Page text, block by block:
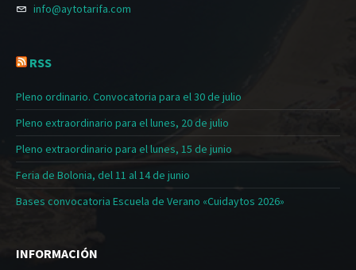
info@aytotarifa.com
RSS
Pleno ordinario. Convocatoria para el 30 de julio
Pleno extraordinario para el lunes, 20 de julio
Pleno extraordinario para el lunes, 15 de junio
Feria de Bolonia, del 11 al 14 de junio
Bases convocatoria Escuela de Verano «Cuidaytos 2026»
INFORMACIÓN